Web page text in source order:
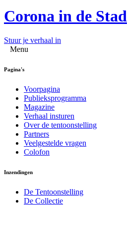
Corona in de Stad
Stuur je verhaal in
Menu
Pagina's
Voorpagina
Publieksprogramma
Magazine
Verhaal insturen
Over de tentoonstelling
Partners
Veelgestelde vragen
Colofon
Inzendingen
De Tentoonstelling
De Collectie